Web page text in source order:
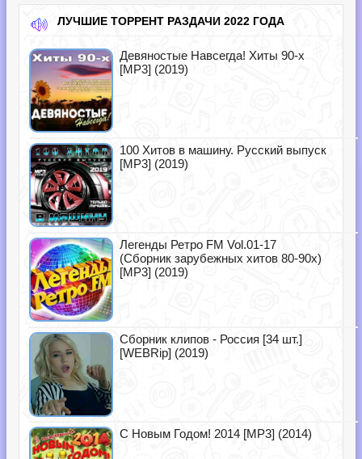
ЛУЧШИЕ ТОРРЕНТ РАЗДАЧИ 2022 ГОДА
Девяностые Навсегда! Хиты 90-х
[MP3] (2019)
100 Хитов в машину. Русский выпуск
[MP3] (2019)
Легенды Ретро FM Vol.01-17
(Сборник зарубежных хитов 80-90х)
[MP3] (2019)
Сборник клипов - Россия [34 шт.]
[WEBRip] (2019)
С Новым Годом! 2014 [MP3] (2014)